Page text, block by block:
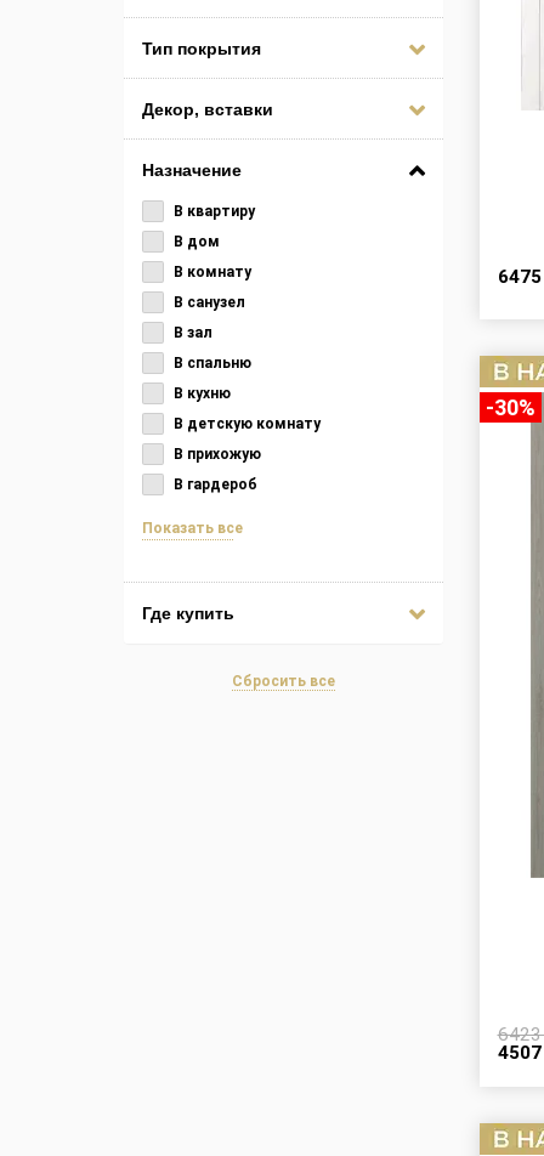
Тип покрытия
Декор, вставки
Назначение
В квартиру
В дом
В комнату
В санузел
В зал
В спальню
В кухню
В детскую комнату
В прихожую
В гардероб
Показать все
Где купить
Сбросить все
-30%